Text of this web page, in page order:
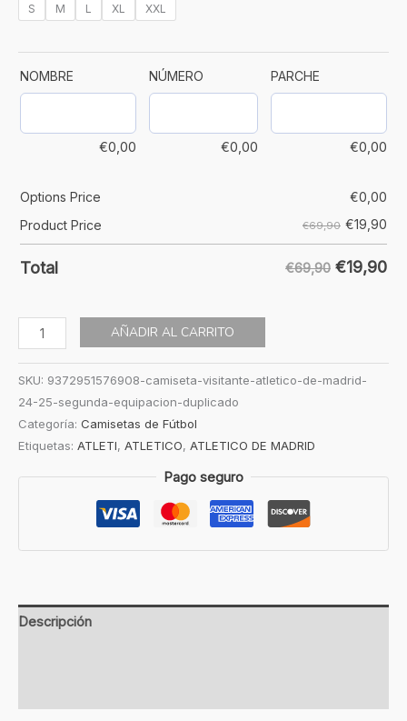
S M L XL XXL
NOMBRE
€0,00
NÚMERO
€0,00
PARCHE
€0,00
Options Price €0,00
Product Price
€69,90 €19,90
Total €69,90 €19,90
AÑADIR AL CARRITO
SKU: 9372951576908-camiseta-visitante-atletico-de-madrid-
24-25-segunda-equipacion-duplicado
Categoría: Camisetas de Fútbol
Etiquetas: ATLETI, ATLETICO, ATLETICO DE MADRID
Pago seguro
Descripción